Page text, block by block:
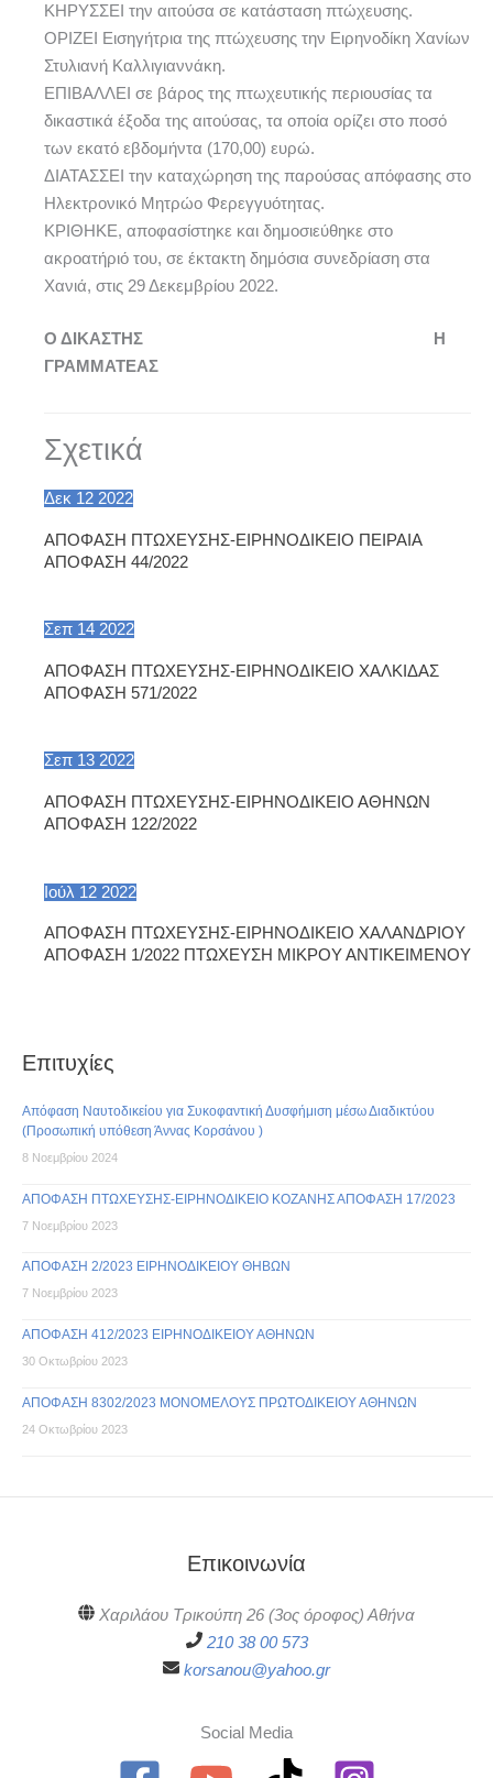
ΚΗΡΥΣΣΕΙ την αιτούσα σε κατάσταση πτώχευσης.
ΟΡΙΖΕΙ Εισηγήτρια της πτώχευσης την Ειρηνοδίκη Χανίων
Στυλιανή Καλλιγιαννάκη.
ΕΠΙΒΑΛΛΕΙ σε βάρος της πτωχευτικής περιουσίας τα
δικαστικά έξοδα της αιτούσας, τα οποία ορίζει στο ποσό
των εκατό εβδομήντα (170,00) ευρώ.
ΔΙΑΤΑΣΣΕΙ την καταχώρηση της παρούσας απόφασης στο
Ηλεκτρονικό Μητρώο Φερεγγυότητας.
ΚΡΙΘΗΚΕ, αποφασίστηκε και δημοσιεύθηκε στο
ακροατήριό του, σε έκτακτη δημόσια συνεδρίαση στα
Χανιά, στις 29 Δεκεμβρίου 2022.
Ο ΔΙΚΑΣΤΗΣ
Η
ΓΡΑΜΜΑΤΕΑΣ
Σχετικά
Δεκ 12 2022
ΑΠΟΦΑΣΗ ΠΤΩΧΕΥΣΗΣ-ΕΙΡΗΝΟΔΙΚΕΙΟ ΠΕΙΡΑΙΑ
ΑΠΟΦΑΣΗ 44/2022
Σεπ 14 2022
ΑΠΟΦΑΣΗ ΠΤΩΧΕΥΣΗΣ-ΕΙΡΗΝΟΔΙΚΕΙΟ ΧΑΛΚΙΔΑΣ
ΑΠΟΦΑΣΗ 571/2022
Σεπ 13 2022
ΑΠΟΦΑΣΗ ΠΤΩΧΕΥΣΗΣ-ΕΙΡΗΝΟΔΙΚΕΙΟ ΑΘΗΝΩΝ
ΑΠΟΦΑΣΗ 122/2022
Ιούλ 12 2022
ΑΠΟΦΑΣΗ ΠΤΩΧΕΥΣΗΣ-ΕΙΡΗΝΟΔΙΚΕΙΟ ΧΑΛΑΝΔΡΙΟΥ
ΑΠΟΦΑΣΗ 1/2022 ΠΤΩΧΕΥΣΗ ΜΙΚΡΟΥ ΑΝΤΙΚΕΙΜΕΝΟΥ
Επιτυχίες
Απόφαση Ναυτοδικείου για Συκοφαντική Δυσφήμιση μέσω Διαδικτύου
(Προσωπική υπόθεση Άννας Κορσάνου )
8 Νοεμβρίου 2024
ΑΠΟΦΑΣΗ ΠΤΩΧΕΥΣΗΣ-ΕΙΡΗΝΟΔΙΚΕΙΟ ΚΟΖΑΝΗΣ ΑΠΟΦΑΣΗ 17/2023
7 Νοεμβρίου 2023
ΑΠΟΦΑΣΗ 2/2023 ΕΙΡΗΝΟΔΙΚΕΙΟΥ ΘΗΒΩΝ
7 Νοεμβρίου 2023
ΑΠΟΦΑΣΗ 412/2023 ΕΙΡΗΝΟΔΙΚΕΙΟΥ ΑΘΗΝΩΝ
30 Οκτωβρίου 2023
ΑΠΟΦΑΣΗ 8302/2023 ΜΟΝΟΜΕΛΟΥΣ ΠΡΩΤΟΔΙΚΕΙΟΥ ΑΘΗΝΩΝ
24 Οκτωβρίου 2023
Επικοινωνία
Χαριλάου Τρικούπη 26 (3ος όροφος) Αθήνα
210 38 00 573
korsanou@yahoo.gr
Social Media